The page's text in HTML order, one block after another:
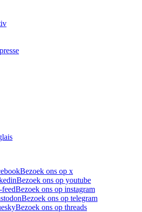
Bezoek ons op x
Bezoek ons op youtube
Bezoek ons op instagram
Bezoek ons op telegram
Bezoek ons op threads